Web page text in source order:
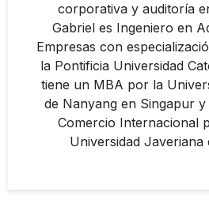
corporativa y auditoría
Gabriel es Ingeniero en
Empresas con
la Pontificia Universidad
tiene un MBA por la
de Nanyang en Singapur
Comercio Internacional
Universidad Javeriana